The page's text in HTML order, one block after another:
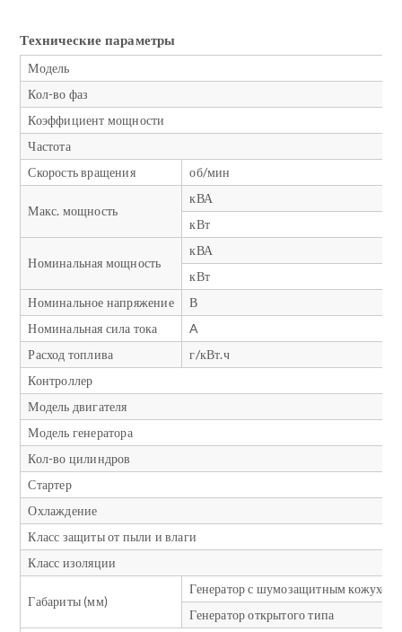
Технические параметры
Модель
Кол-во фаз
Коэффициент мощности
Частота
Скорость вращения
об/мин
Макс. мощность
кВА
кВт
Номинальная мощность
кВА
кВт
Номинальное напряжение
В
Номинальная сила тока
A
Расход топлива
г/кВт.ч
Контроллер
Модель двигателя
Модель генератора
Кол-во цилиндров
Стартер
Охлаждение
Класс защиты от пыли и влаги
Класс изоляции
Габариты (мм)
Генератор с шумозащитным кожухом
Генератор открытого типа